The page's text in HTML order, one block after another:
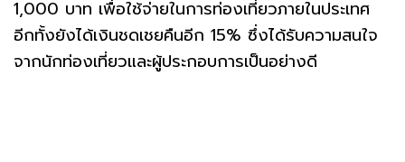
1,000 บาท เพื่อใช้จ่ายในการท่องเที่ยวภายในประเทศ
อีกทั้งยังได้เงินชดเชยคืนอีก 15% ซึ่งได้รับความสนใจ
จากนักท่องเที่ยวและผู้ประกอบการเป็นอย่างดี